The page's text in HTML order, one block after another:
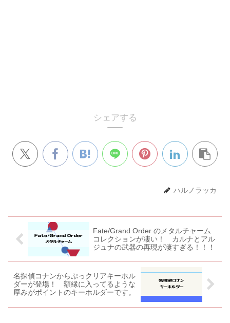
シェアする
ハルノラッカ
Fate/Grand Order のメタルチャーム
コレクションが凄い！ カルナとアル
ジュナの武器の再現が凄すぎる！！！
名探偵コナンからぷっクリアキーホル
ダーが登場！ 額縁に入ってるような
厚みがポイントのキーホルダーです。